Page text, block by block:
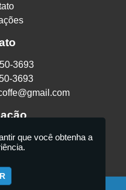
3693
3693
Maria Alta - São
02130-080
que você obtenha a